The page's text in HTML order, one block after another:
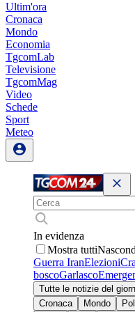
Ultim'ora
Cronaca
Mondo
Economia
TgcomLab
Televisione
TgcomMag
Video
Schede
Sport
Meteo
In evidenza
Mostra tutti
Guerra IranElezioni
boscoGarlasco
Tutte le notizie del
Cronaca
Mondo